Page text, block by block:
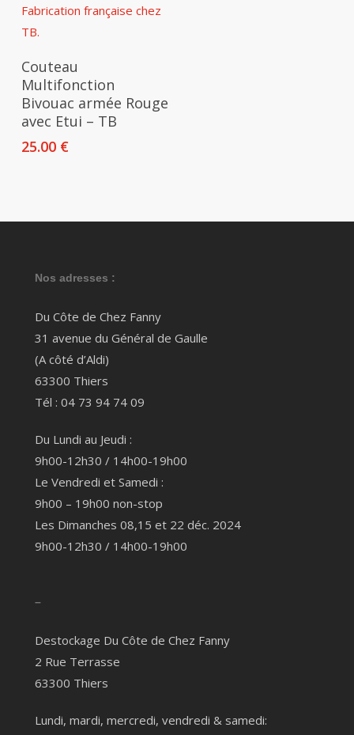
Couteau
Multifonction
Bivouac armée Rouge
avec Etui – TB
25.00 €
Nos adresses :
Du Côte de Chez Fanny
31 avenue du Général de Gaulle
(A côté d’Aldi)
63300 Thiers
Tél : 04 73 94 74 09
Du Lundi au Jeudi :
9h00-12h30 / 14h00-19h00
Le Vendredi et Samedi :
9h00 – 19h00 non-stop
Les Dimanches 08,15 et 22 déc. 2024
9h00-12h30 / 14h00-19h00
–
Destockage Du Côte de Chez Fanny
2 Rue Terrasse
63300 Thiers
Lundi, mardi, mercredi, vendredi & samedi: